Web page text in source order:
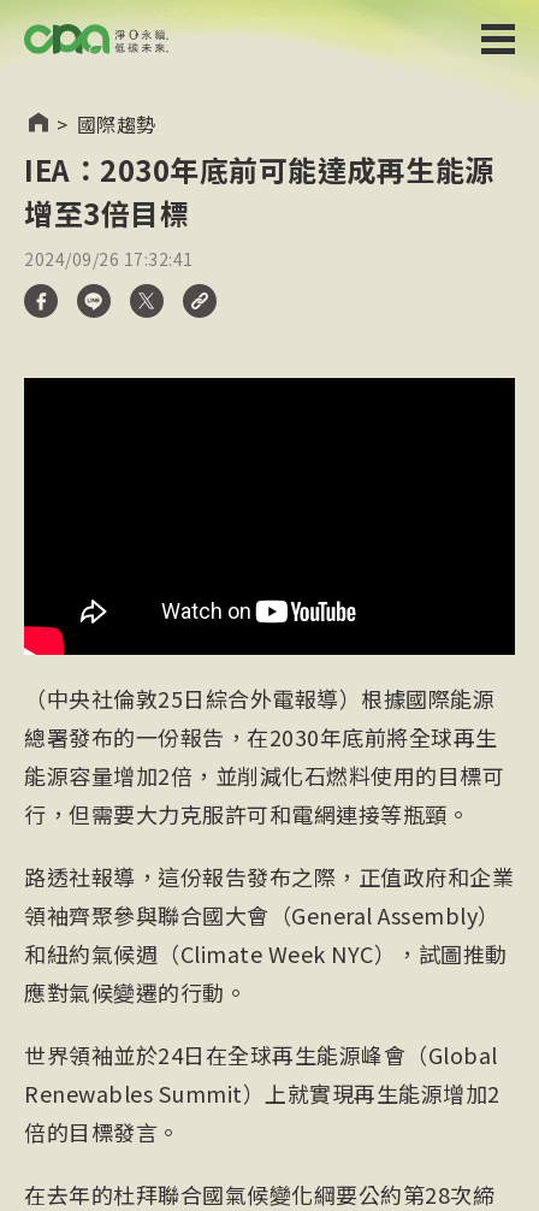
> 國際趨勢
IEA：2030年底前可能達成再生能源
增至3倍目標
2024/09/26 17:32:41
（中央社倫敦25日綜合外電報導）根據國際能源
總署發布的一份報告，在2030年底前將全球再生
能源容量增加2倍，並削減化石燃料使用的目標可
行，但需要大力克服許可和電網連接等瓶頸。
路透社報導，這份報告發布之際，正值政府和企業
領袖齊聚參與聯合國大會（General Assembly）
和紐約氣候週（Climate Week NYC），試圖推動
應對氣候變遷的行動。
世界領袖並於24日在全球再生能源峰會（Global
Renewables Summit）上就實現再生能源增加2
倍的目標發言。
在去年的杜拜聯合國氣候變化綱要公約第28次締